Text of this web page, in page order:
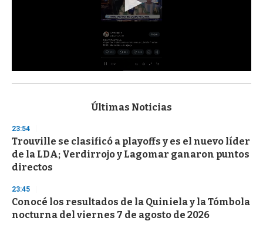
s
d
s
o
f
3
s
e
c
o
Últimas Noticias
23:54
Trouville se clasificó a playoffs y es el nuevo líder
de la LDA; Verdirrojo y Lagomar ganaron puntos
directos
23:45
Conocé los resultados de la Quiniela y la Tómbola
nocturna del viernes 7 de agosto de 2026